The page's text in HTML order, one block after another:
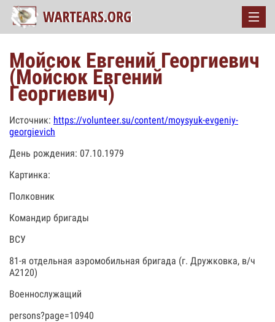
Мойсюк Евгений Георгиевич
(Мойсюк Евгений
Георгиевич)
Источник: https://volunteer.su/content/moysyuk-evgeniy-
georgievich
День рождения: 07.10.1979
Картинка:
Полковник
Командир бригады
ВСУ
81-я отдельная аэромобильная бригада (г. Дружковка, в/ч
А2120)
Военнослужащий
persons?page=10940